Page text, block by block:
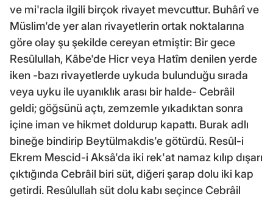
ve mi'racla ilgili birçok rivayet mevcuttur. Buhârî ve
Müslim'de yer alan rivayetlerin ortak noktalarına
göre olay şu şekilde cereyan etmiştir: Bir gece
Resûlullah, Kâbe'de Hicr veya Hatîm denilen yerde
iken -bazı rivayetlerde uykuda bulunduğu sırada
veya uyku ile uyanıklık arası bir halde- Cebrâil
geldi; göğsünü açtı, zemzemle yıkadıktan sonra
içine iman ve hikmet doldurup kapattı. Burak adlı
bineğe bindirip Beytülmakdis'e götürdü. Resûl-i
Ekrem Mescid-i Aksâ'da iki rek'at namaz kılıp dışarı
çıktığında Cebrâil biri süt, diğeri şarap dolu iki kap
getirdi. Resûlullah süt dolu kabı seçince Cebrâil